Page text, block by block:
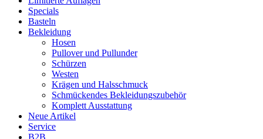
Specials
Basteln
Bekleidung
Hosen
Pullover und Pullunder
Schürzen
Westen
Krägen und Halsschmuck
Schmückendes Bekleidungszubehör
Komplett Ausstattung
Neue Artikel
Service
B2B